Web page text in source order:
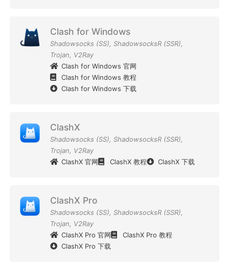
Clash for Windows
Shadowsocks (SS), ShadowsocksR (SSR),
Trojan, V2Ray
Clash for Windows 官网
Clash for Windows 教程
Clash for Windows 下载
ClashX
Shadowsocks (SS), ShadowsocksR (SSR),
Trojan, V2Ray
ClashX 官网
ClashX 教程 ClashX 下载
ClashX Pro
Shadowsocks (SS), ShadowsocksR (SSR),
Trojan, V2Ray
ClashX Pro 官网
ClashX Pro 教程
ClashX Pro 下载